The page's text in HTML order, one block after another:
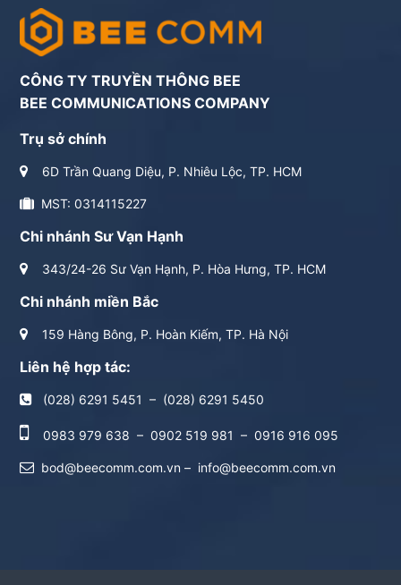
CÔNG TY TRUYỀN THÔNG BEE
BEE COMMUNICATIONS COMPANY
Trụ sở chính
6D Trần Quang Diệu, P. Nhiêu Lộc, TP. HCM
MST: 0314115227
Chi nhánh Sư Vạn Hạnh
343/24-26 Sư Vạn Hạnh, P. Hòa Hưng, TP. HCM
Chi nhánh miền Bắc
159 Hàng Bông, P. Hoàn Kiếm, TP. Hà Nội
Liên hệ hợp tác:
(028) 6291 5451 – (028) 6291 5450
0983 979 638 – 0902 519 981 – 0916 916 095
bod@beecomm.com.vn – info@beecomm.com.vn